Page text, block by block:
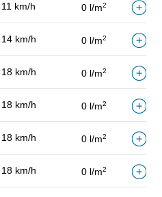
11 km/h 0 l/m2
14 km/h 0 l/m2
18 km/h 0 l/m2
18 km/h 0 l/m2
18 km/h 0 l/m2
18 km/h 0 l/m2